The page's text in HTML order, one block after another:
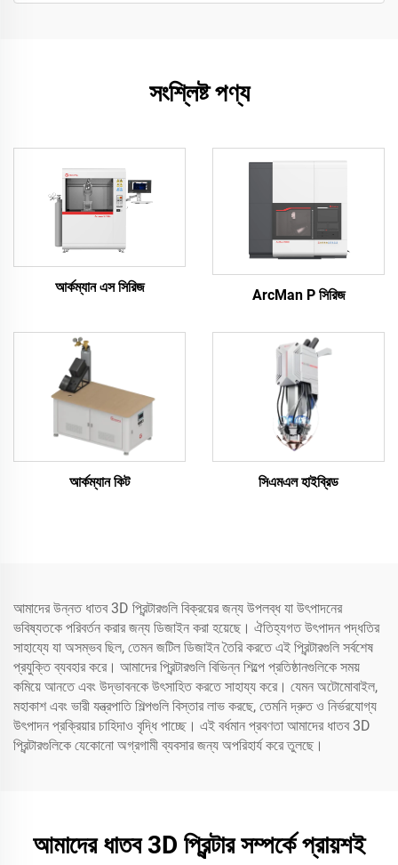
সংশ্লিষ্ট পণ্য
আর্কম্যান এস সিরিজ ArcMan P সিরিজ
আর্কম্যান কিট সিএমএল হাইব্রিড
আমাদের উন্নত ধাতব 3D প্রিন্টারগুলি বিক্রয়ের জন্য উপলব্ধ যা উৎপাদনের
ভবিষ্যতকে পরিবর্তন করার জন্য ডিজাইন করা হয়েছে। ঐতিহ্যগত উৎপাদন পদ্ধতির
সাহায্যে যা অসম্ভব ছিল, তেমন জটিল ডিজাইন তৈরি করতে এই প্রিন্টারগুলি সর্বশেষ
প্রযুক্তি ব্যবহার করে। আমাদের প্রিন্টারগুলি বিভিন্ন শিল্পে প্রতিষ্ঠানগুলিকে সময়
কমিয়ে আনতে এবং উদ্ভাবনকে উৎসাহিত করতে সাহায্য করে। যেমন অটোমোবাইল,
মহাকাশ এবং ভারী যন্ত্রপাতি শিল্পগুলি বিস্তার লাভ করছে, তেমনি দ্রুত ও নির্ভরযোগ্য
উৎপাদন প্রক্রিয়ার চাহিদাও বৃদ্ধি পাচ্ছে। এই বর্ধমান প্রবণতা আমাদের ধাতব 3D
প্রিন্টারগুলিকে যেকোনো অগ্রগামী ব্যবসার জন্য অপরিহার্য করে তুলছে।
আমাদের ধাতব 3D প্রিন্টার সম্পর্কে প্রায়শই